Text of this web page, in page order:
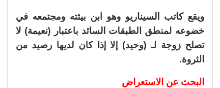
ويقع كاتب السيناريو وهو ابن بيئته ومجتمعه في
خضوعه لمنطق الطبقات السائد باعتبار (نعيمة) لا
تصلح زوجة لـ (وحيد) إلا إذا كان لديها رصيد من
الثروة.
البحث عن الاستعراض